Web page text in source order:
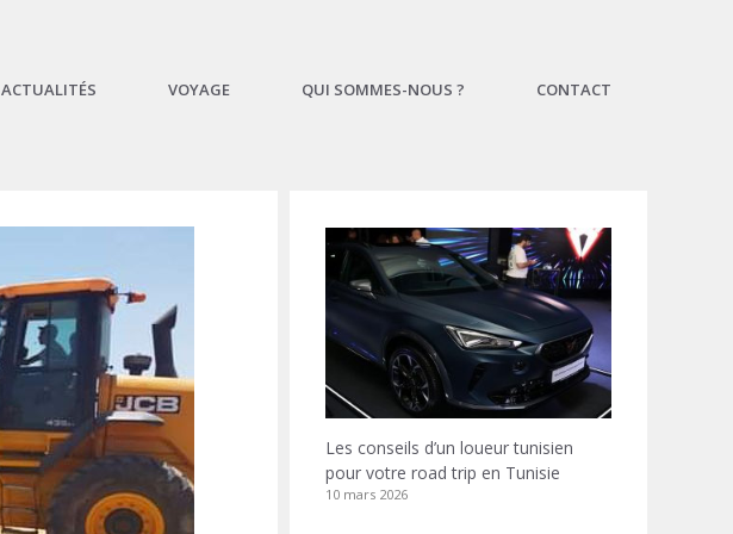
ACTUALITÉS VOYAGE QUI SOMMES-NOUS ? CONTACT
Les conseils d’un loueur tunisien
pour votre road trip en Tunisie
10 mars 2026